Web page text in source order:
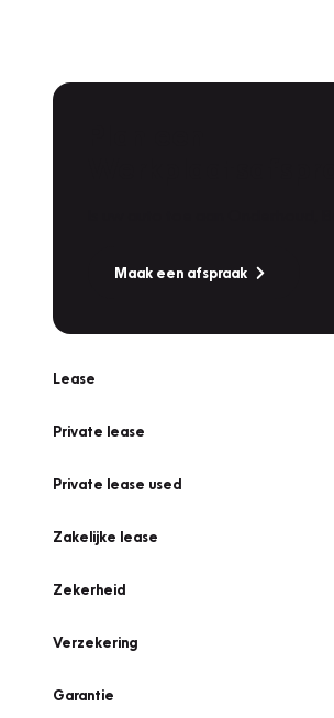
Maak een afspraak
Lease
Private lease
Private lease used
Zakelijke lease
Zekerheid
Verzekering
Garantie